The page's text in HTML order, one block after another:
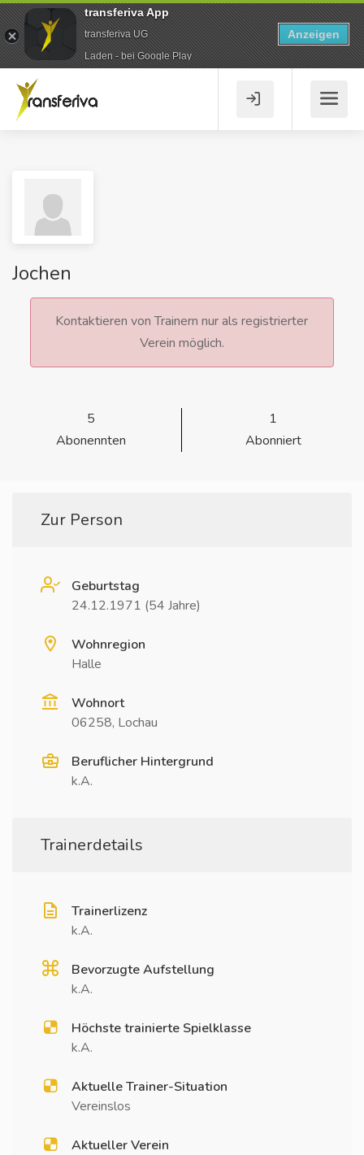
Jochen
Kontaktieren von Trainern nur als registrierter
Verein möglich.
5
Abonennten
1
Abonniert
Zur Person
Geburtstag
24.12.1971 (54 Jahre)
Wohnregion
Halle
Wohnort
06258, Lochau
Beruflicher Hintergrund
k.A.
Trainerdetails
Trainerlizenz
k.A.
Bevorzugte Aufstellung
k.A.
Höchste trainierte Spielklasse
k.A.
Aktuelle Trainer-Situation
Vereinslos
Aktueller Verein
transferiva App
transferiva UG
Laden - bei Google Play
Anzeigen